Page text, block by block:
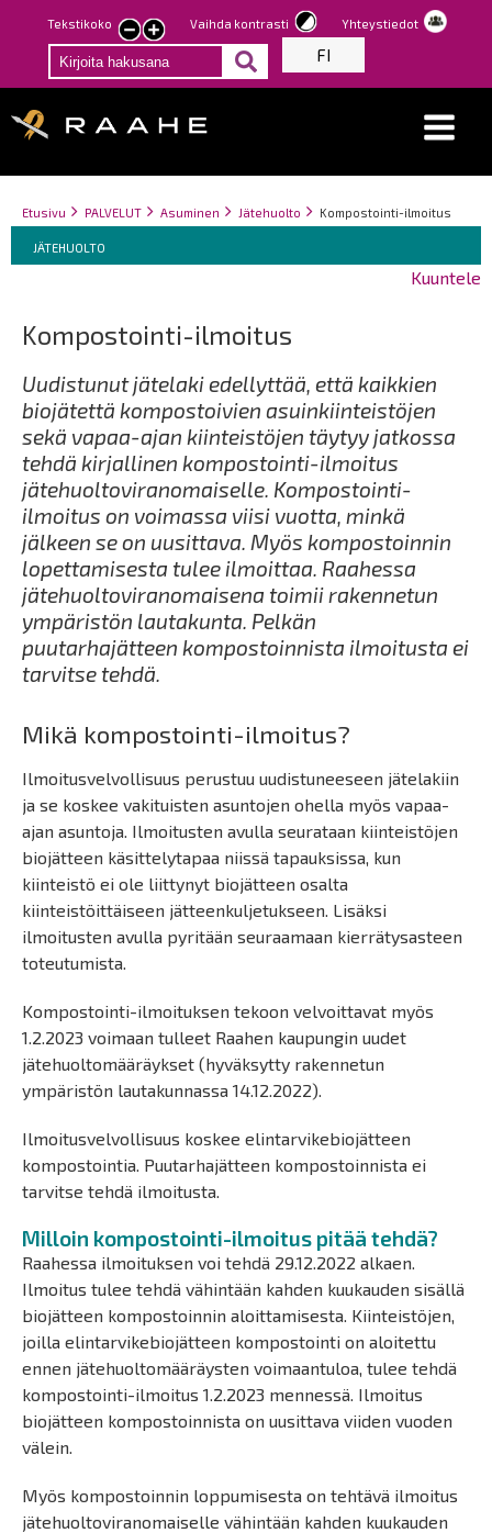
Hyppää
pääsisältöön
Tekstikoko
Pienennä
tekstin
kokoa
Suurenna
tekstin
kokoa
Vaihda kontrasti Yhteystiedot
FI
Breadcrumbs
You
are
here:
Etusivu PALVELUT Asuminen Jätehuolto Kompostointi-ilmoitus
Breadcrumbs
You
are
JÄTEHUOLTO
Kuuntele
Kompostointi-ilmoitus
Uudistunut jätelaki edellyttää, että kaikkien
biojätettä kompostoivien asuinkiinteistöjen
sekä vapaa-ajan kiinteistöjen täytyy jatkossa
tehdä kirjallinen kompostointi-ilmoitus
jätehuoltoviranomaiselle. Kompostointi-
ilmoitus on voimassa viisi vuotta, minkä
jälkeen se on uusittava. Myös kompostoinnin
lopettamisesta tulee ilmoittaa. Raahessa
jätehuoltoviranomaisena toimii rakennetun
ympäristön lautakunta. Pelkän
puutarhajätteen kompostoinnista ilmoitusta ei
tarvitse tehdä.
Mikä kompostointi-ilmoitus?
Ilmoitusvelvollisuus perustuu uudistuneeseen jätelakiin
ja se koskee vakituisten asuntojen ohella myös vapaa-
ajan asuntoja. Ilmoitusten avulla seurataan kiinteistöjen
biojätteen käsittelytapaa niissä tapauksissa, kun
kiinteistö ei ole liittynyt biojätteen osalta
kiinteistöittäiseen jätteenkuljetukseen. Lisäksi
ilmoitusten avulla pyritään seuraamaan kierrätysasteen
toteutumista.
Kompostointi-ilmoituksen tekoon velvoittavat myös
1.2.2023 voimaan tulleet Raahen kaupungin uudet
jätehuoltomääräykset (hyväksytty rakennetun
ympäristön lautakunnassa 14.12.2022).
Ilmoitusvelvollisuus koskee elintarvikebiojätteen
kompostointia. Puutarhajätteen kompostoinnista ei
tarvitse tehdä ilmoitusta.
Milloin kompostointi-ilmoitus pitää tehdä?
Raahessa ilmoituksen voi tehdä 29.12.2022 alkaen.
Ilmoitus tulee tehdä vähintään kahden kuukauden sisällä
biojätteen kompostoinnin aloittamisesta. Kiinteistöjen,
joilla elintarvikebiojätteen kompostointi on aloitettu
ennen jätehuoltomääräysten voimaantuloa, tulee tehdä
kompostointi-ilmoitus 1.2.2023 mennessä. Ilmoitus
biojätteen kompostoinnista on uusittava viiden vuoden
välein.
Myös kompostoinnin loppumisesta on tehtävä ilmoitus
jätehuoltoviranomaiselle vähintään kahden kuukauden